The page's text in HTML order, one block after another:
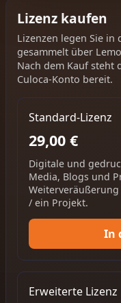
Lizenz kaufen
Lizenzen legen Sie in
gesammelt über
Nach dem Kauf
Culoca-Konto bereit.
Standard-Lizenz
29,00 €
Digitale und
Media, Blogs und
/ ein Projekt.
In
Erweiterte Lizenz